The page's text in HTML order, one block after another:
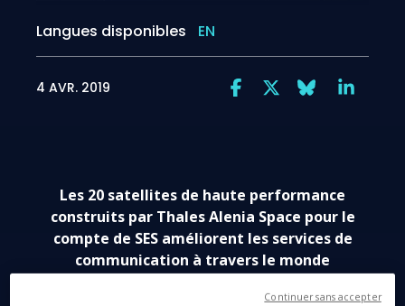
Langues disponibles EN
4 AVR. 2019
Les 20 satellites de haute performance
construits par Thales Alenia Space pour le
compte de SES améliorent les services de
communication à travers le monde
Continuer sans accepter